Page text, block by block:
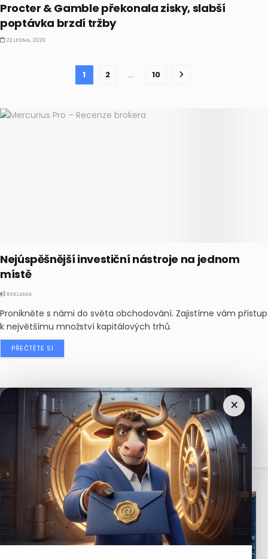
Procter & Gamble překonala zisky, slabší
poptávka brzdí tržby
22 LEDNA, 2026
1 2 … 10
Nejúspěšnější investiční nástroje na jednom
místě
REKLAMA
Pronikněte s námi do světa obchodování. Zajistíme vám přístup
k největšímu množství kapitálových trhů.
PŘEČTĚTE SI
×
Nejčtenějšízprávy